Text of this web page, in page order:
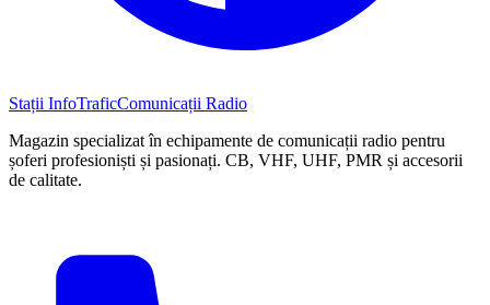
Stații InfoTraficComunicații Radio
Magazin specializat în echipamente de comunicații radio pentru
șoferi profesioniști și pasionați. CB, VHF, UHF, PMR și accesorii
de calitate.